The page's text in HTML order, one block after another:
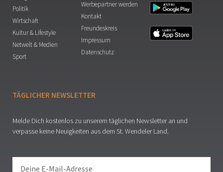
Politik
Wirtschaft
Kultur & Lifestyle
Netwelt & Medien
Sport
Werbepartner werden
Kontakt
Freundeskreis
Impressum
Datenschutz
TÄGLICHER NEWSLETTER
Melde Dich kostenlos zu unserem täglichen Newsletter an und
verpasse keine Neuigkeiten aus dem St. Wendeler Land.